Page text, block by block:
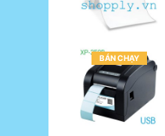
BÁN CHẠY